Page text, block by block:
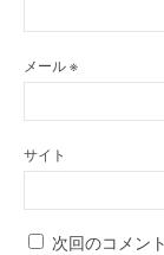
メール※
サイト
次回のコメン